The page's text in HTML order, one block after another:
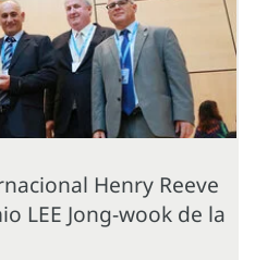
Henry Reeve
LEE Jong-wook de la